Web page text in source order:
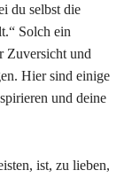
du selbst die
Solch ein
Zuversicht und
Hier sind einige
und deine
ist, zu lieben,